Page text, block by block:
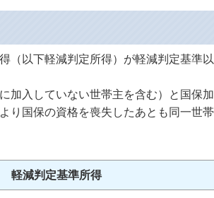
（以下軽減判定所得）が軽減判定基準
加入していない世帯主を含む）と国保
国保の資格を喪失したあとも同一世
軽減判定基準所得